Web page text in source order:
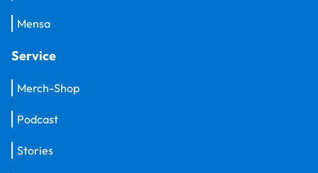
Mensa
Service
Merch-Shop
Podcast
Stories